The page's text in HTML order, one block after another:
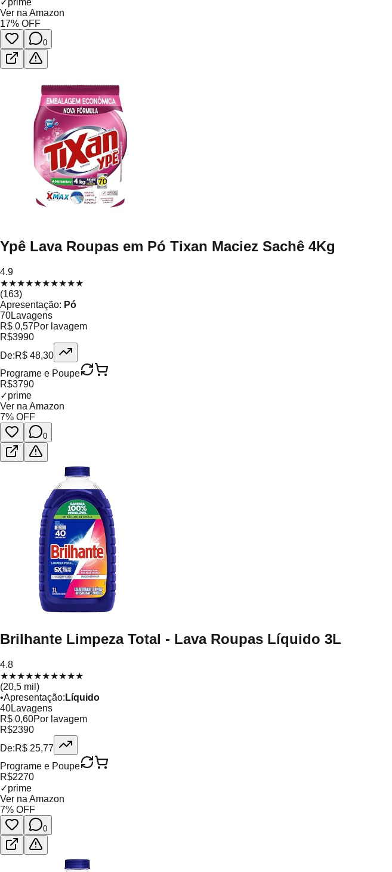
Ver na Amazon
17% OFF
0
Ypê Lava Roupas em Pó Tixan Maciez Sachê 4Kg
4.9
★★★★★★★★★★
(163)
Apresentação: Pó
70Lavagens
R$ 0,57Por lavagem
R$3990
De:R$ 48,30
Programe e Poupe
R$3790
✓prime
Ver na Amazon
7% OFF
0
Brilhante Limpeza Total - Lava Roupas Líquido 3L
4.8
★★★★★★★★★★
(20,5 mil )
•Apresentação: Líquido
40Lavagens
R$ 0,60Por lavagem
R$2390
De:R$ 25,77
Programe e Poupe
R$2270
✓prime
Ver na Amazon
7% OFF
0